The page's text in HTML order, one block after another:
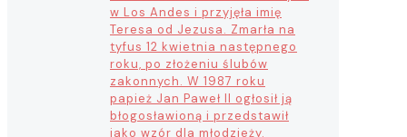
w Los Andes i przyjęła imię
Teresa od Jezusa. Zmarła na
tyfus 12 kwietnia następnego
roku, po złożeniu ślubów
zakonnych. W 1987 roku
papież Jan Paweł II ogłosił ją
błogosławioną i przedstawił
jako wzór dla młodzieży.